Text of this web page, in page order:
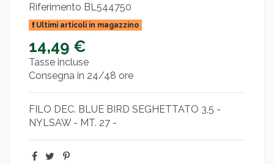
Riferimento BL544750
Ultimi articoli in magazzino
14,49 €
Tasse incluse
Consegna in 24/48 ore
FILO DEC. BLUE BIRD SEGHETTATO 3,5 -
NYLSAW - MT. 27 -